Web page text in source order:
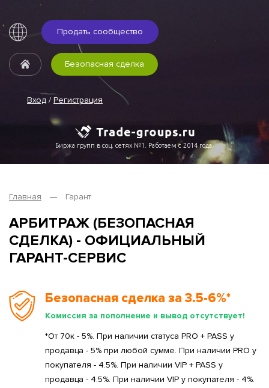
Продать сообщество
Вход / Регистрация
Безопасная сделка
Биржа групп в соц. сетях №1. Работаем с 2014 года.
Главная Гарант
АРБИТРАЖ (БЕЗОПАСНАЯ
СДЕЛКА) - ОФИЦИАЛЬНЫЙ
ГАРАНТ-СЕРВИС
Безопасная сделка за 3.5-6%*
Комиссия за пополнение и вывод отсутствует!
*От 70к - 5%. При наличии статуса PRO + PASS у
продавца - 5% при любой сумме. При наличии PRO у
покупателя - 4.5%. При наличии VIP + PASS у
продавца - 4.5%. При наличии VIP у покупателя - 4%.